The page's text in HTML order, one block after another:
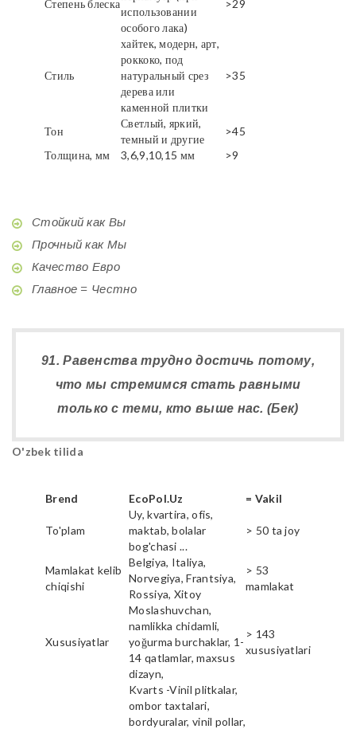
Степень блеска
использовании
особого лака)
>29
Стиль
хайтек, модерн, арт,
роккоко, под
натуральный срез
дерева или
каменной плитки
>35
Тон
Светлый, яркий,
темный и другие
>45
Толщина, мм
3,6,9,10,15 мм >9
Стойкий как Вы
Прочный как Мы
Качество Евро
Главное = Честно
91. Равенства трудно достичь потому,
что мы стремимся стать равными
только с теми, кто выше нас. (Бек)
O'zbek tilida
Brend EcoPol.Uz = Vakil
To'plam
Uy, kvartira, ofis,
maktab, bolalar
bog'chasi ...
> 50 ta joy
Mamlakat kelib
chiqishi
Belgiya, Italiya,
Norvegiya, Frantsiya,
Rossiya, Xitoy
> 53
mamlakat
Xususiyatlar
Moslashuvchan,
namlikka chidamli,
yoğurma burchaklar, 1-
14 qatlamlar, maxsus
dizayn,
> 143
xususiyatlari
Kvarts -Vinil plitkalar,
ombor taxtalari,
bordyuralar, vinil pollar,